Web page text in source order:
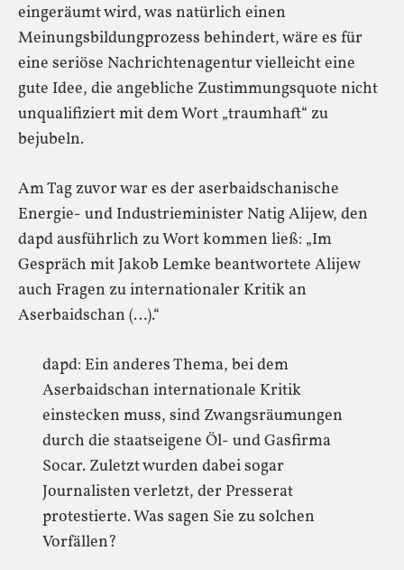
eingeräumt wird, was natürlich einen
Meinungsbildungprozess behindert, wäre es für
eine seriöse Nachrichtenagentur vielleicht eine
gute Idee, die angebliche Zustimmungsquote nicht
unqualifiziert mit dem Wort „traumhaft“ zu
bejubeln.
Am Tag zuvor war es der aserbaidschanische
Energie- und Industrieminister Natig Alijew, den
dapd ausführlich zu Wort kommen ließ: „Im
Gespräch mit Jakob Lemke beantwortete Alijew
auch Fragen zu internationaler Kritik an
Aserbaidschan (…).“
dapd: Ein anderes Thema, bei dem
Aserbaidschan internationale Kritik
einstecken muss, sind Zwangsräumungen
durch die staatseigene Öl- und Gasfirma
Socar. Zuletzt wurden dabei sogar
Journalisten verletzt, der Presserat
protestierte. Was sagen Sie zu solchen
Vorfällen?